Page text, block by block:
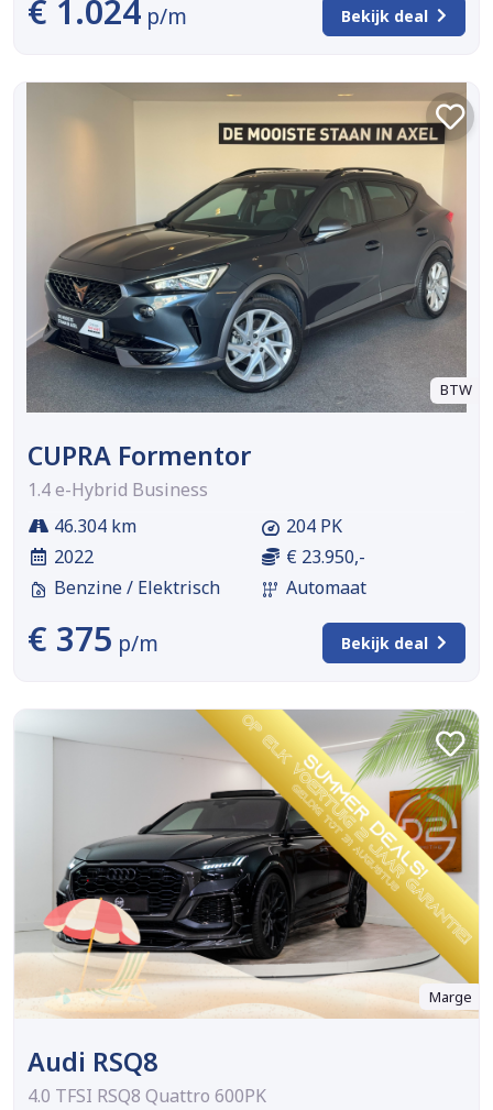
€ 1.024 p/m Bekijk deal
BTW
CUPRA Formentor
1.4 e-Hybrid Business
46.304 km
2022
Benzine / Elektrisch
204 PK
€ 23.950,-
Automaat
€ 375 p/m Bekijk deal
Marge
Audi RSQ8
4.0 TFSI RSQ8 Quattro 600PK